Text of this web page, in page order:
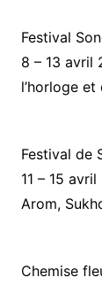
Festival
8 – 13 avril
l’horloge
Festival de
11 – 15
Arom,
Chemise